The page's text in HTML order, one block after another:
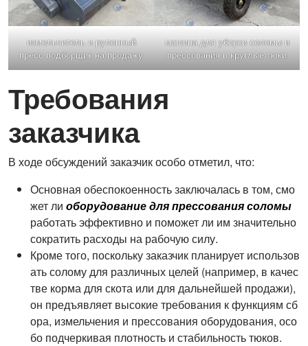
измельчитель и рулонный
пресс-подборщик на продажу
машина для уборки соломы и
прессования в круглые тюки
Требования
заказчика
В ходе обсуждений заказчик особо отметил, что:
Основная обеспокоенность заключалась в том, смо
жет ли оборудование для прессования соломы
работать эффективно и поможет ли им значительно
сократить расходы на рабочую силу.
Кроме того, поскольку заказчик планирует использов
ать солому для различных целей (например, в качес
тве корма для скота или для дальнейшей продажи),
он предъявляет высокие требования к функциям сб
ора, измельчения и прессования оборудования, осо
бо подчеркивая плотность и стабильность тюков.